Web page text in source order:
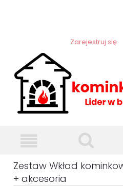
Zarejestruj się
Zestaw Wkład
+ akcesoria